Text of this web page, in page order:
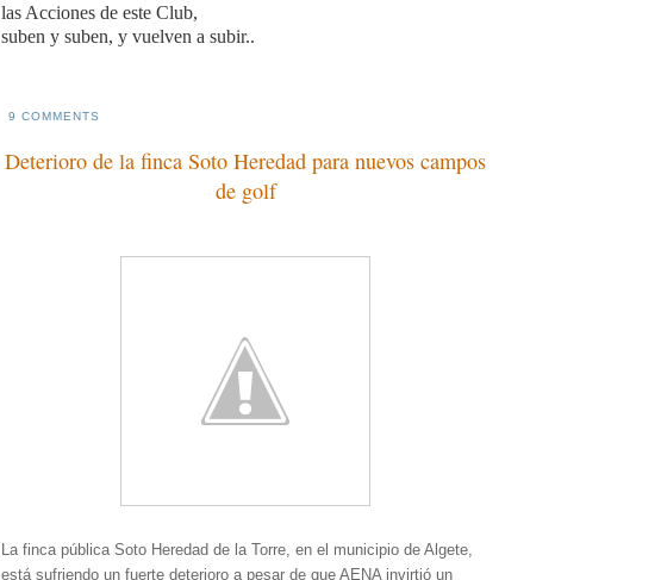
las Acciones de este Club,
suben y suben, y vuelven a subir..
9 COMMENTS
Deterioro de la finca Soto Heredad para nuevos campos
de golf
La finca pública Soto Heredad de la Torre, en el municipio de Algete,
está sufriendo un fuerte deterioro a pesar de que AENA invirtió un